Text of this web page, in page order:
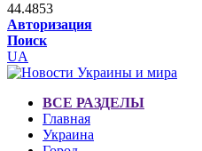
44.4853
Авторизация
Поиск
UA
ВСЕ РАЗДЕЛЫ
Главная
Украина